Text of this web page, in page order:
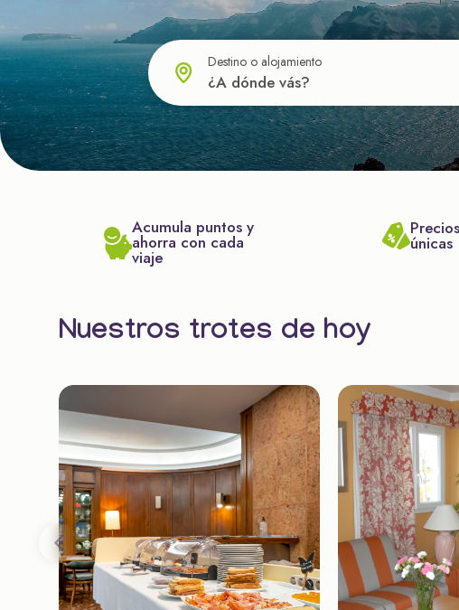
Destino o alojamiento
Acumula puntos y
ahorra con cada
viaje
únicas
Nuestros trotes de hoy